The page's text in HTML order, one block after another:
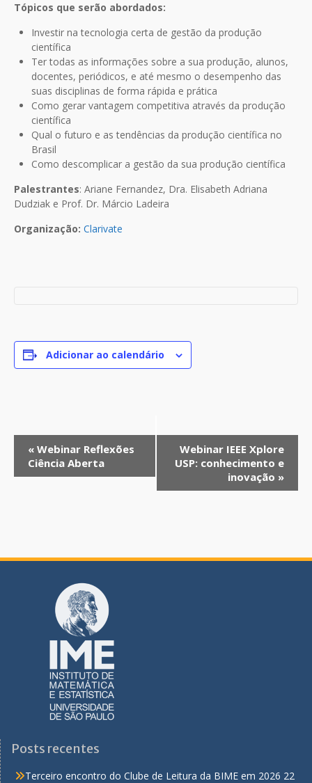
Tópicos que serão abordados:
Investir na tecnologia certa de gestão da produção
científica
Ter todas as informações sobre a sua produção, alunos,
docentes, periódicos, e até mesmo o desempenho das
suas disciplinas de forma rápida e prática
Como gerar vantagem competitiva através da produção
científica
Qual o futuro e as tendências da produção científica no
Brasil
Como descomplicar a gestão da sua produção científica
Palestrantes: Ariane Fernandez, Dra. Elisabeth Adriana
Dudziak e Prof. Dr. Márcio Ladeira
Organização: Clarivate
Adicionar ao calendário
e
N
« Webinar Reflexões
Ciência Aberta
Webinar IEEE Xplore
USP: conhecimento e
inovação »
Posts recentes
Terceiro encontro do Clube de Leitura da BIME em 2026 22